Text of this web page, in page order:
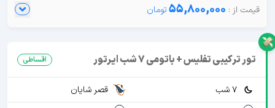
55,800,000
تور ترکیبی تفلیس + باتومی 7 شب ایرتور اقساطی
7 شب
قصر شایان